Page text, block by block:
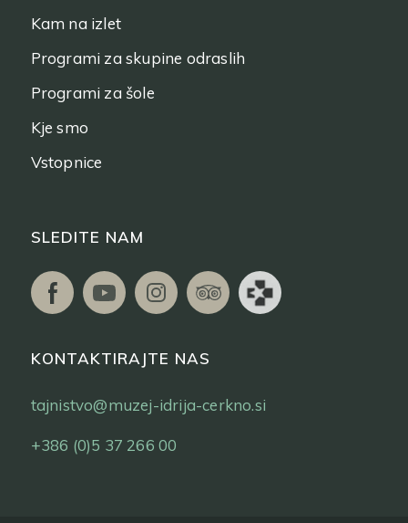
Kam na izlet
Programi za skupine odraslih
Programi za šole
Kje smo
Vstopnice
SLEDITE NAM
KONTAKTIRAJTE NAS
tajnistvo@muzej-idrija-cerkno.si
+386 (0)5 37 266 00